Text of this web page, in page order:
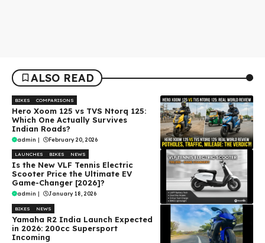
ALSO READ
BIKES COMPARISONS
Hero Xoom 125 vs TVS Ntorq 125:
Which One Actually Survives
Indian Roads?
admin | February 20, 2026
LAUNCHES BIKES NEWS
Is the New VLF Tennis Electric
Scooter Price the Ultimate EV
Game-Changer [2026]?
admin January 18, 2026
BIKES NEWS
Yamaha R2 India Launch Expected
in 2026: 200cc Supersport
Incoming